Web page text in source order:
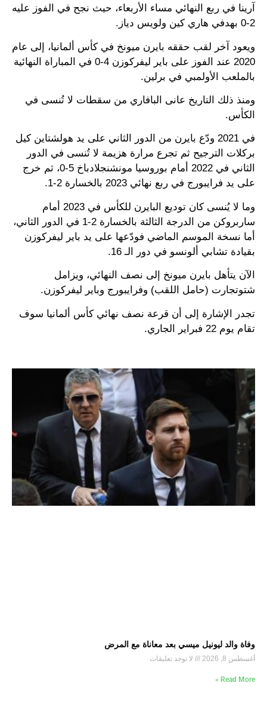
آرينا في ربع النهائي مساء الأربعاء، حيث نجح في الفوز عليه
2-0 بهدفي هاري كين ولويس دياز.
ويعود آخر لقب حققه بايرن ميونخ في كأس ألمانيا، إلى عام
2020 عند الفوز على باير ليفركوزن 4-0 في المباراة النهائية
بالملعب الأولمبي في برلين.
ومنذ ذلك التاريخ عانى البافاري من سقطات لا تُنسى في
الكأس.
في 2021 ودّع بايرن من الدور الثاني على يد هولشتاين كيل
بركلات الترجيح ثم تجرع مرارة هزيمة لا تُنسى في الدور
الثاني في 2022 أمام بوروسيا مونشنجلادباخ 5-0، ثم خرج
على يد فرايبورج في ربع نهائي 2023 بالخسارة 2-1.
وما لا يُنسى كان توديع البايرن للكأس في 2023 أمام
ساربروكن من الدرجة الثالثة بالخسارة 2-1 في الدور الثاني،
أما نسخة الموسم الماضي فودّعها على يد باير ليفركوزن
بقيادة تشابي ألونسو في دور الـ 16.
الآن يتأهل بايرن ميونخ إلى نصف النهائي، ويزامل
شتوتجارت (حامل اللقب) وفرايبورج وباير ليفركوزن.
تجدر الإشارة إلى أن قرعة نصف نهائي كأس ألمانيا سوف
تقام يوم 22 فبراير الجاري.
وفاة والد ليونيل ميسي بعد معاناة مع المرض
أغسطس 8, 2026 لا توجد تعليقات
Read More »